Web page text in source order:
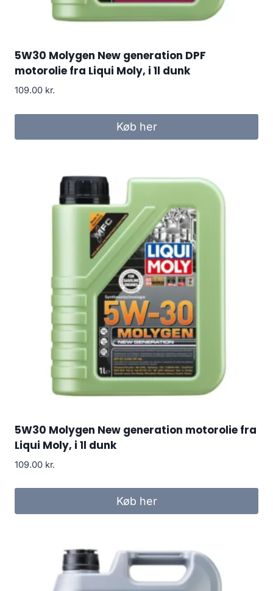
5W30 Molygen New generation DPF
motorolie fra Liqui Moly, i 1l dunk
109.00 kr.
Køb her
5W30 Molygen New generation motorolie fra
Liqui Moly, i 1l dunk
109.00 kr.
Køb her